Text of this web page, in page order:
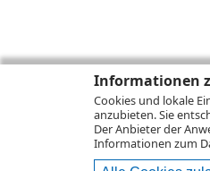
Informationen
Cookies und lokale
anzubieten. Sie
Der Anbieter der
Informationen zum